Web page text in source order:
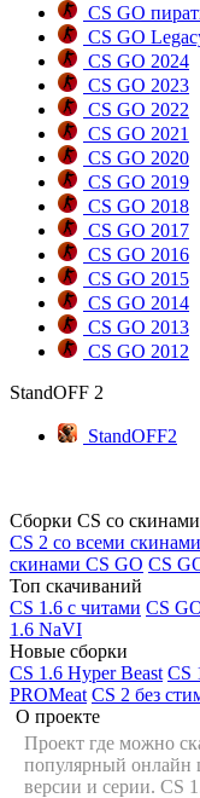
CS GO
CS GO
CS GO 2024
CS GO 2023
CS GO 2022
CS GO 2021
CS GO 2020
CS GO 2019
CS GO 2018
CS GO 2017
CS GO 2016
CS GO 2015
CS GO 2014
CS GO 2013
CS GO 2012
StandOFF 2
StandOFF2
Сборки CS со скинами
CS 2 со всеми скинами
скинами CS GO CS
Топ скачиваний
CS 1.6 с читами CS
1.6 NaVI
Новые сборки
CS 1.6 Hyper Beast CS
PROMeat CS 2 без
О проекте
Проект где можно
популярный онлайн
версии и серии. CS